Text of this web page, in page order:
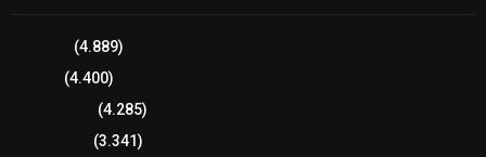
(4.889)
(4.400)
(4.285)
(3.341)